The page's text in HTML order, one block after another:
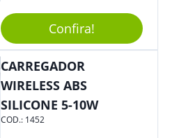
Marca.
Confira!
CARREGADOR
WIRELESS ABS
SILICONE 5-10W
COD.: 1452